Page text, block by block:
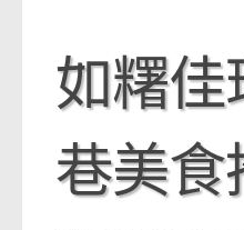
如糬佳
巷美食